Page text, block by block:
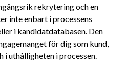
rekrytering och en
inte enbart i processens
i kandidatdatabasen. Den
för dig som kund,
i uthålligheten i processen.